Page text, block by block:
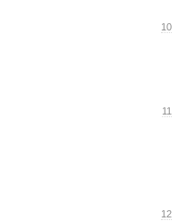
10
11
12